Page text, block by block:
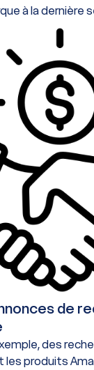
à la dernière
de
des
les produits